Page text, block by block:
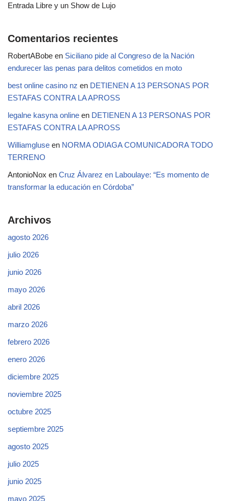
Entrada Libre y un Show de Lujo
Comentarios recientes
RobertABobe en Siciliano pide al Congreso de la Nación
endurecer las penas para delitos cometidos en moto
best online casino nz en DETIENEN A 13 PERSONAS POR
ESTAFAS CONTRA LA APROSS
legalne kasyna online en DETIENEN A 13 PERSONAS POR
ESTAFAS CONTRA LA APROSS
Williamgluse en NORMA ODIAGA COMUNICADORA TODO
TERRENO
AntonioNox en Cruz Álvarez en Laboulaye: “Es momento de
transformar la educación en Córdoba”
Archivos
agosto 2026
julio 2026
junio 2026
mayo 2026
abril 2026
marzo 2026
febrero 2026
enero 2026
diciembre 2025
noviembre 2025
octubre 2025
septiembre 2025
agosto 2025
julio 2025
junio 2025
mayo 2025